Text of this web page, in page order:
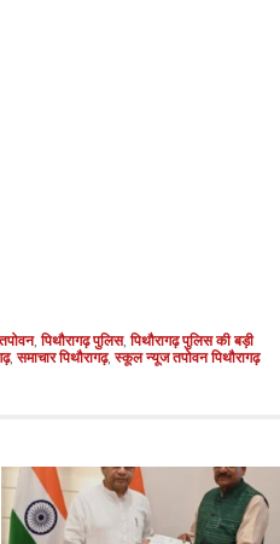
,पिथौरागढ़ पुलिस,पिथौरागढ़ पुलिस की बड़ी
,समाचार पिथौरागढ़,स्कूल न्यूज तपोवन पिथौरागढ़